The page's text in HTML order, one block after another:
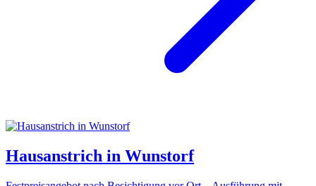
Hausanstrich in Wunstorf